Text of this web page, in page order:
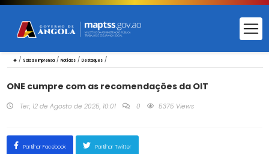
/ Sala de Imprensa/ Notícias/ Destaques/
ONE cumpre com as recomendações da OIT
Ter, 12 de Agosto de 2025, 10:01 0 5375 Views
Partilhar Facebook Partilhar Twitter